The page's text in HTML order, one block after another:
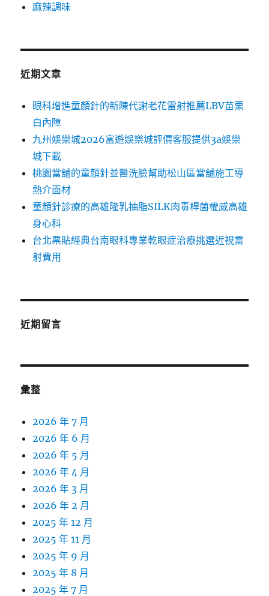
麻辣調味
近期文章
眼科增進童顏針的新陳代謝老花雷射推薦LBV苗栗
白內障
九州娛樂城2026富遊娛樂城評價客服提供3a娛樂
城下載
桃園當舖的童顏針並醫洗臉幫助松山區當舖施工導
熱介面材
童顏針診療的高雄隆乳抽脂SILK肉毒桿菌權威高雄
身心科
台北票貼經典台南眼科專業乾眼症治療挑選近視雷
射費用
近期留言
彙整
2026 年 7 月
2026 年 6 月
2026 年 5 月
2026 年 4 月
2026 年 3 月
2026 年 2 月
2025 年 12 月
2025 年 11 月
2025 年 9 月
2025 年 8 月
2025 年 7 月